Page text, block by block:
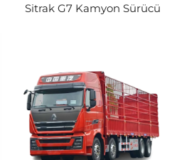
Sitrak G7 Kamyon Sürücü